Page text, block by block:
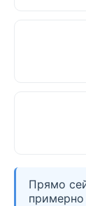
Прямо
примерно